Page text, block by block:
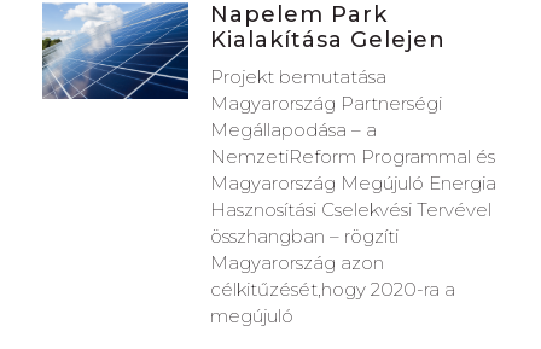
Napelem Park
Kialakítása Gelejen
Projekt bemutatása
Magyarország Partnerségi
Megállapodása – a
NemzetiReform Programmal és
Magyarország Megújuló Energia
Hasznosítási Cselekvési Tervével
összhangban – rögzíti
Magyarország azon
célkitűzését,hogy 2020-ra a
megújuló